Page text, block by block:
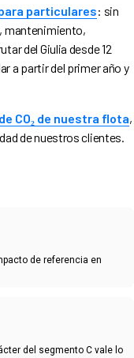
particulares: sin
mantenimiento,
del Giulia desde 12
a partir del primer año y
CO₂ de nuestra flota,
de nuestros clientes.
de referencia en
del segmento C vale lo